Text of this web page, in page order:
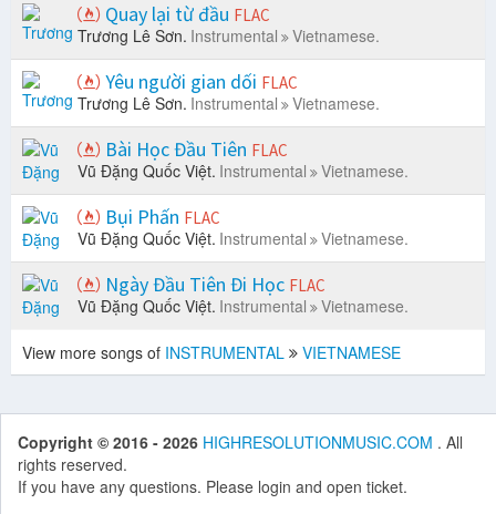
Quay lại từ đầu FLAC
Trương Lê Sơn. Instrumental Vietnamese.
Yêu người gian dối FLAC
Trương Lê Sơn. Instrumental Vietnamese.
Bài Học Đầu Tiên FLAC
Vũ Đặng Quốc Việt. Instrumental Vietnamese.
Bụi Phấn FLAC
Vũ Đặng Quốc Việt. Instrumental Vietnamese.
Ngày Đầu Tiên Đi Học FLAC
Vũ Đặng Quốc Việt. Instrumental Vietnamese.
View more songs of INSTRUMENTAL VIETNAMESE
Copyright © 2016 - 2026 HIGHRESOLUTIONMUSIC.COM . All
rights reserved.
If you have any questions. Please login and open ticket.